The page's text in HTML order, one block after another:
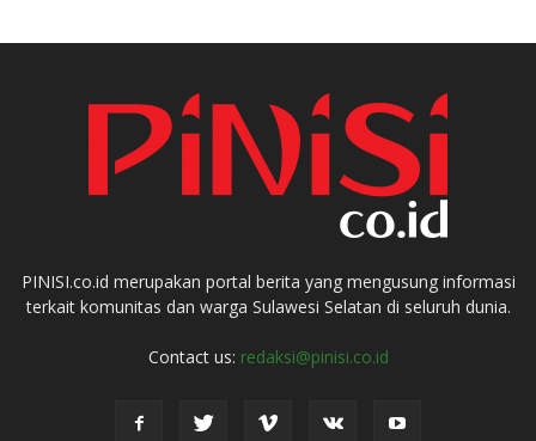
PINISI.co.id merupakan portal berita yang mengusung informasi
terkait komunitas dan warga Sulawesi Selatan di seluruh dunia.
Contact us: redaksi@pinisi.co.id